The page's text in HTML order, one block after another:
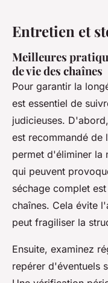
Entretien et
Meilleures
de vie des chaînes
Pour garantir la
est essentiel de
judicieuses.
est recommandé de
permet d'éliminer la
qui peuvent
séchage complet
chaînes. Cela évite
peut fragiliser la
Ensuite, examinez
repérer d'éventuels